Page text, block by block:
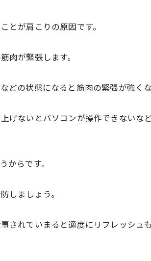
とが肩こりの原因です。
肉が緊張します。
どの状態になると筋肉の緊張が強くな
げないとパソコンが操作でき ないなど
からです。
しましょう。
されていまると適度にリフレッシュ